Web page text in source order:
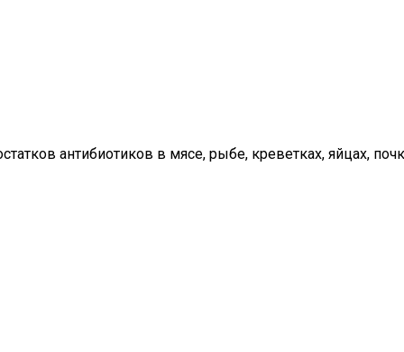
антибиотиков в мясе, рыбе, креветках, яйцах,